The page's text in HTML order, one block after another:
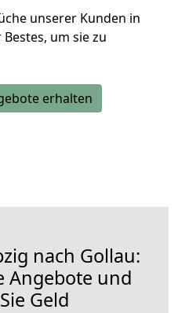
unserer Kunden in
um sie zu
erhalten
nach Gollau:
Angebote und
Geld